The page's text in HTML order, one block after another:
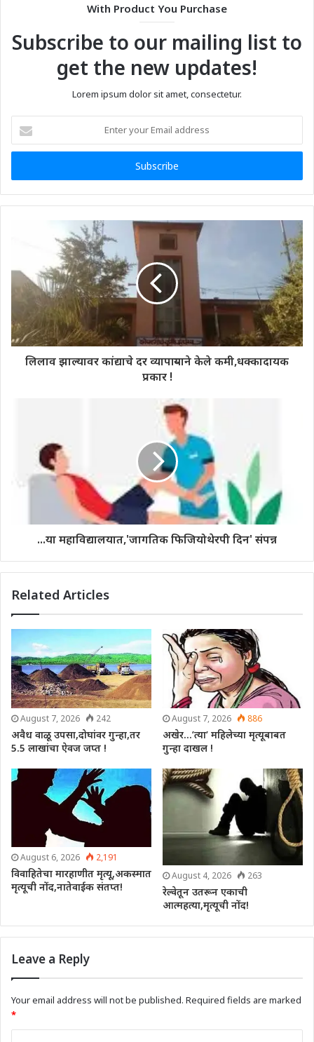
With Product You Purchase
Subscribe to our mailing list to
get the new updates!
Lorem ipsum dolor sit amet, consectetur.
your
Email
लिलाव झाल्यावर कांद्याचे दर व्यापाऱ्याने केले कमी,धक्कादायक
प्रकार !
...या महाविद्यालयात,'जागतिक फिजियोथेरपी दिन' संपन्न
Related Articles
August 7, 2026 242
अवैध वाळू उपसा,दोघांवर गुन्हा,तर
5.5 लाखांचा ऐवज जप्त !
August 7, 2026 886
अखेर…’त्या’ महिलेच्या मृत्यूबाबत
गुन्हा दाखल !
August 6, 2026 2,191
विवाहितेचा मारहाणीत मृत्यू,अकस्मात
मृत्यूची नोंद,नातेवाईक संतप्त!
August 4, 2026 263
रेल्वेतून उतरून एकाची
आत्महत्या,मृत्यूची नोंद!
Leave a Reply
Your email address will not be published. Required fields are marked
*